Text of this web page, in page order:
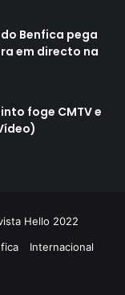
Benfica pega
em directo na
foge CMTV e
Hello 2022
Internacional